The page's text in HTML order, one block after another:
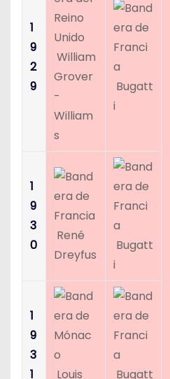
1
9
2
9
William
Grover
-
William
s
Bugatt
i
1
9
3
0
René
Dreyfus
Bugatt
i
1
9
3
1
Louis Bugatt